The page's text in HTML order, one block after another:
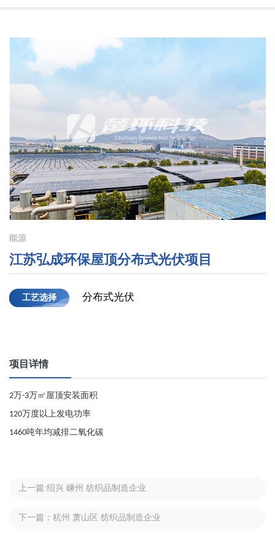
能源
江苏弘成环保屋顶分布式光伏项目
工艺选择 分布式光伏
项目详情
2万-3万㎡屋顶安装面积
120万度以上发电功率
1460吨年均减排二氧化碳
上一篇:绍兴 嵊州 纺织品制造企业
下一篇：杭州 萧山区 纺织品制造企业